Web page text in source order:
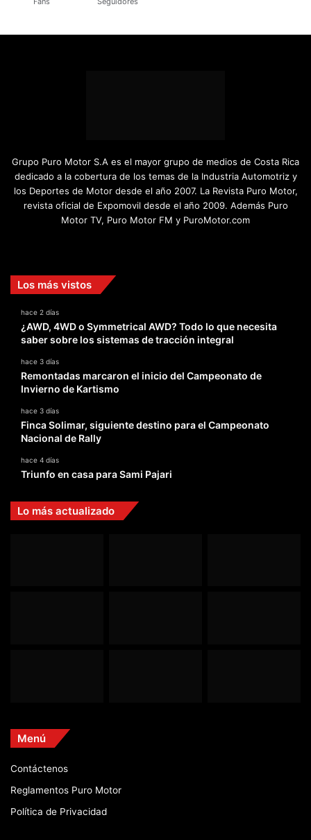
Grupo Puro Motor S.A es el mayor grupo de medios de Costa Rica
dedicado a la cobertura de los temas de la Industria Automotriz y
los Deportes de Motor desde el año 2007. La Revista Puro Motor,
revista oficial de Expomovil desde el año 2009. Además Puro
Motor TV, Puro Motor FM y PuroMotor.com
Los más vistos
hace 2 días
¿AWD, 4WD o Symmetrical AWD? Todo lo que necesita
saber sobre los sistemas de tracción integral
hace 3 días
Remontadas marcaron el inicio del Campeonato de
Invierno de Kartismo
hace 3 días
Finca Solimar, siguiente destino para el Campeonato
Nacional de Rally
hace 4 días
Triunfo en casa para Sami Pajari
Lo más actualizado
Menú
Contáctenos
Reglamentos Puro Motor
Política de Privacidad